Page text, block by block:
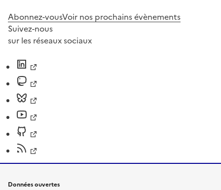
Abonnez-vousVoir nos prochains évènements
Suivez-nous
sur les réseaux sociaux
Données ouvertes